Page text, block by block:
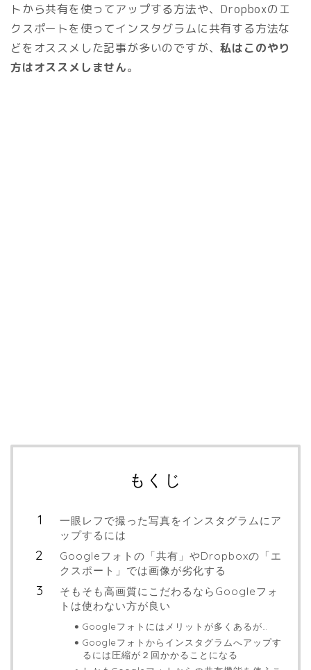
トから共有を使ってアップする方法や、Dropboxのエ
クスポートを使ってインスタグラムに共有する方法な
どをオススメした記事が多いのですが、私はこのやり
方はオススメしません。
もくじ
一眼レフで撮った写真をインスタグラムにア
ップするには
Googleフォトの「共有」やDropboxの「エ
クスポート」では画像が劣化する
そもそも高画質にこだわるならGoogleフォ
トは使わない方が良い
Googleフォトにはメリットが多くあるが…
Googleフォトからインスタグラムへアップす
るには圧縮が２回かかることになる